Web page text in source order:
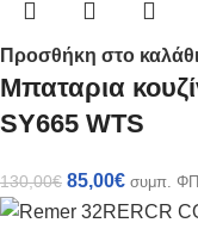
Προσθήκη στο καλάθι
Mπαταρια
SY665 WTS
130,00€ 85,00€ συμπ.